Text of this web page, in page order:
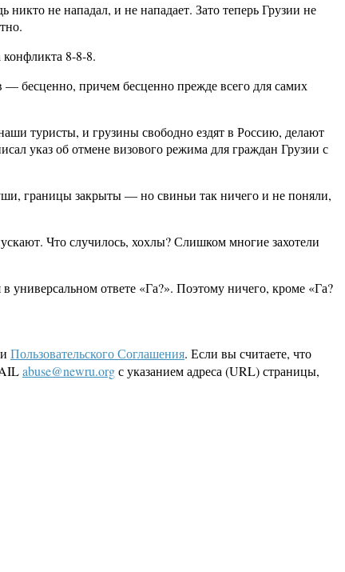
не нападал, и не нападает. Зато теперь Грузии не
8-8-8.
— бесценно, причем бесценно прежде всего для самих
туристы, и грузины свободно ездят в Россию, делают
указ об отмене визового режима для граждан Грузии с
границы закрыты — но свиньи так ничего и не поняли,
Что случилось, хохлы? Слишком многие захотели
универсальном ответе «Га?». Поэтому ничего, кроме «Га?
Пользовательского Соглашения. Если вы считаете, что
abuse@newru.orgс указанием адреса (URL) страницы,